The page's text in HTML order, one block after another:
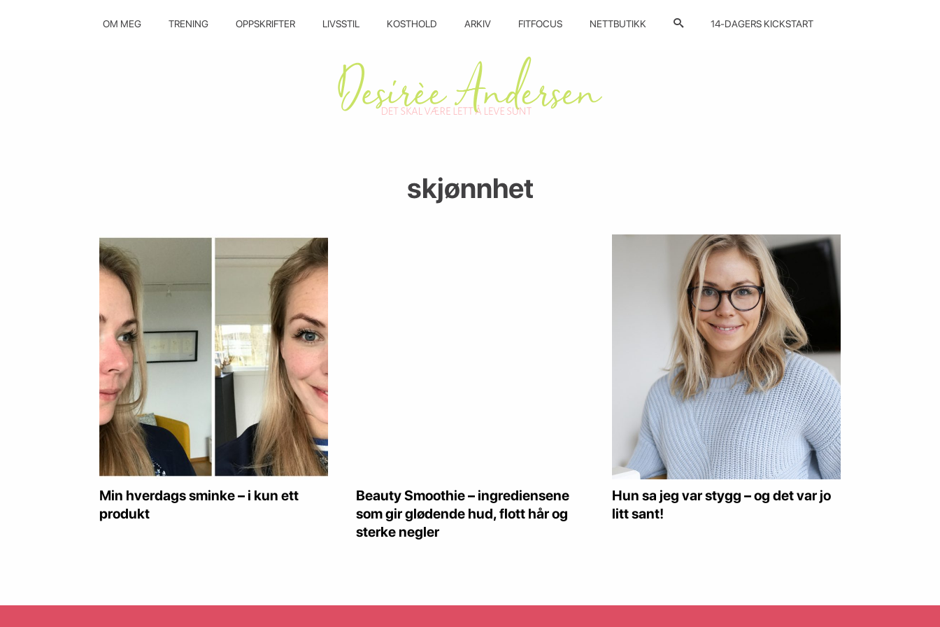
OM MEG TRENING OPPSKRIFTER LIVSSTIL KOSTHOLD ARKIV FITFOCUS NETTBUTIKK 14-DAGERS KICKSTART
skjønnhet
Min hverdags sminke – i kun ett
produkt
Beauty Smoothie – ingrediensene
som gir glødende hud, flott hår og
sterke negler
Hun sa jeg var stygg – og det var jo
litt sant!